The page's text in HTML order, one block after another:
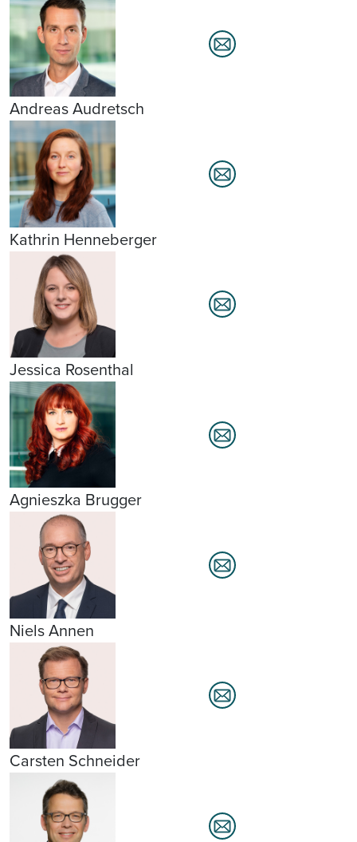
Andreas Audretsch
Kathrin Henneberger
Jessica Rosenthal
Agnieszka Brugger
Niels Annen
Carsten Schneider